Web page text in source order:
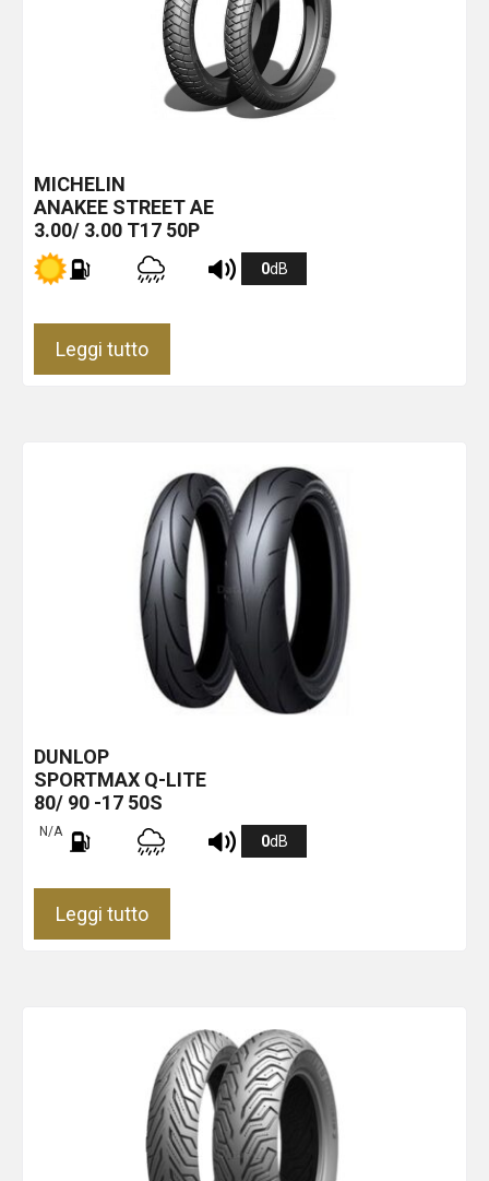
MICHELIN
ANAKEE STREETAE
3.00/ 3.00 T17 50P
0dB
Leggi tutto
DUNLOP
SPORTMAX Q-LITE
80/ 90 -17 50S
N/A
0dB
Leggi tutto